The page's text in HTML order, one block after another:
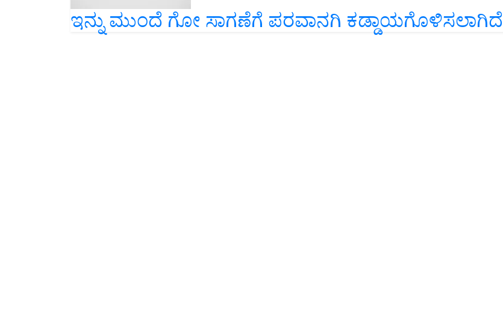
ಇನ್ನು ಮುಂದೆ ಗೋ ಸಾಗಣೆಗೆ ಪರವಾನಗಿ ಕಡ್ಡಾಯಗೊಳಿಸಲಾಗಿದೆ